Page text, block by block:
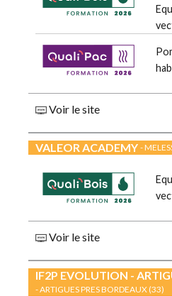
Voir le site
VALEOR ACADEMY -
Voir le site
IF2P EVOLUTION -
- ARTIGUES PRES BORDEAUX (33)